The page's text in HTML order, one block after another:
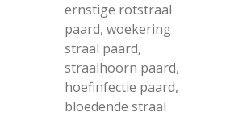
ernstige rotstraal
paard, woekering
straal paard,
straalhoorn paard,
hoefinfectie paard,
bloedende straal